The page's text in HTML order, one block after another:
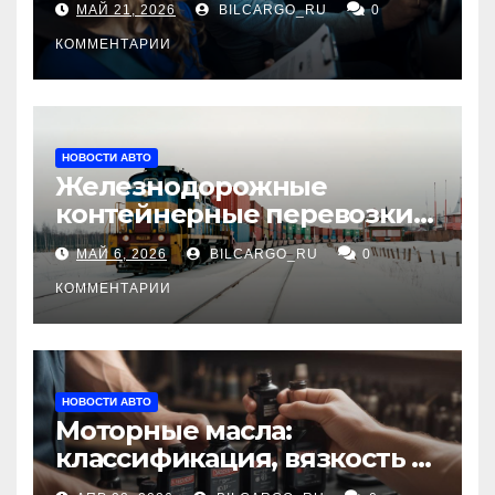
МАЙ 21, 2026 BILCARGO_RU 0
КОММЕНТАРИИ
НОВОСТИ АВТО
Железнодорожные
контейнерные перевозки
из Китая в Россию:
маршруты, сроки и
требования
МАЙ 6, 2026 BILCARGO_RU 0
КОММЕНТАРИИ
НОВОСТИ АВТО
Моторные масла:
классификация, вязкость и
рекомендации по выбору